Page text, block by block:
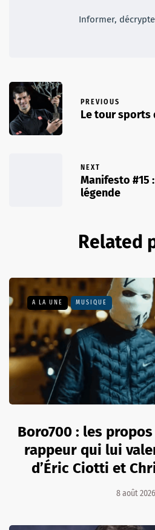
Informer,
PREVIOUS
Le tour sports
NEXT
Manifesto #15
légende
Related
A LA UNE MUSIQUE
Boro700 : les
rappeur qui lui
d’Éric Ciotti et
8 août 2026